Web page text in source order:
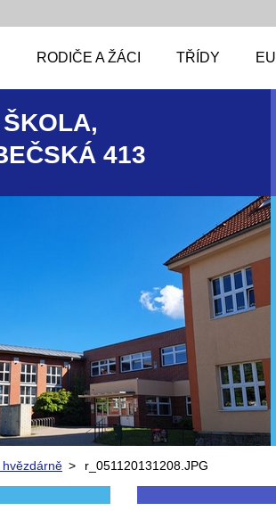
RODIČE A ŽÁCI TŘÍDY EU
413
hvězdárně > r_051120131208.JPG